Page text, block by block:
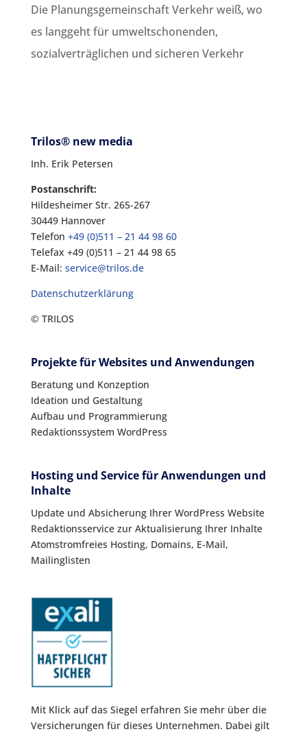
Die Planungsgemeinschaft Verkehr weiß, wo
es langgeht für umweltschonenden,
sozialverträglichen und sicheren Verkehr
Trilos® new media
Inh. Erik Petersen
Postanschrift:
Hildesheimer Str. 265-267
30449 Hannover
Telefon +49 (0)511 – 21 44 98 60
Telefax +49 (0)511 – 21 44 98 65
E-Mail: service@trilos.de
Datenschutzerklärung
© TRILOS
Projekte für Websites und Anwendungen
Beratung und Konzeption
Ideation und Gestaltung
Aufbau und Programmierung
Redaktionssystem WordPress
Hosting und Service für Anwendungen und
Inhalte
Update und Absicherung Ihrer WordPress Website
Redaktionsservice zur Aktualisierung Ihrer Inhalte
Atomstromfreies Hosting, Domains, E-Mail,
Mailinglisten
Mit Klick auf das Siegel erfahren Sie mehr über die
Versicherungen für dieses Unternehmen. Dabei gilt